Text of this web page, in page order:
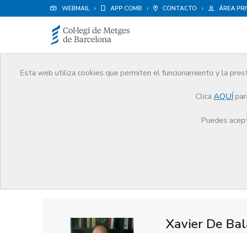
WEBMAIL APP COMB CONTACTO ÁREA
Esta web utiliza cookies que permiten el funcionamiento y la
Clica AQUÍ
Puedes
Guardonat Edició 2007
Xavier De